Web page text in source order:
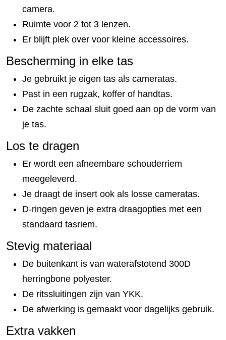
camera.
Ruimte voor 2 tot 3 lenzen.
Er blijft plek over voor kleine accessoires.
Bescherming in elke tas
Je gebruikt je eigen tas als cameratas.
Past in een rugzak, koffer of handtas.
De zachte schaal sluit goed aan op de vorm van
je tas.
Los te dragen
Er wordt een afneembare schouderriem
meegeleverd.
Je draagt de insert ook als losse cameratas.
D-ringen geven je extra draagopties met een
standaard tasriem.
Stevig materiaal
De buitenkant is van waterafstotend 300D
herringbone polyester.
De ritssluitingen zijn van YKK.
De afwerking is gemaakt voor dagelijks gebruik.
Extra vakken